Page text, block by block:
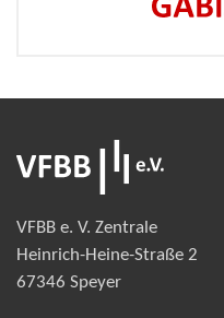
VFBB e. V. Zentrale
Heinrich-Heine-Straße 2
67346 Speyer